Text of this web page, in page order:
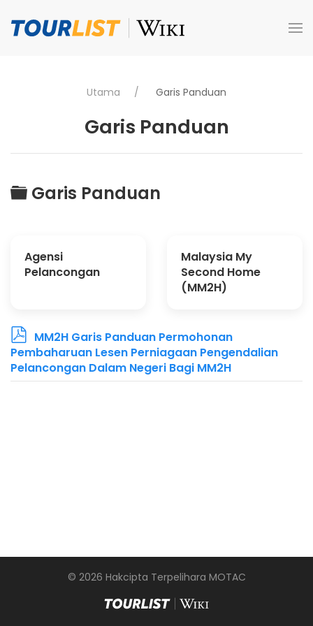
Skip to main content
Utama Garis Panduan
Garis Panduan
Folder
Garis Panduan
Agensi
Pelancongan
Malaysia My
Second Home
(MM2H)
p
d
f
MM2H Garis Panduan Permohonan
Pembaharuan Lesen Perniagaan Pengendalian
Pelancongan Dalam Negeri Bagi MM2H
© 2026 Hakcipta Terpelihara MOTAC